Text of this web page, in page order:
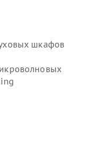
шкафов